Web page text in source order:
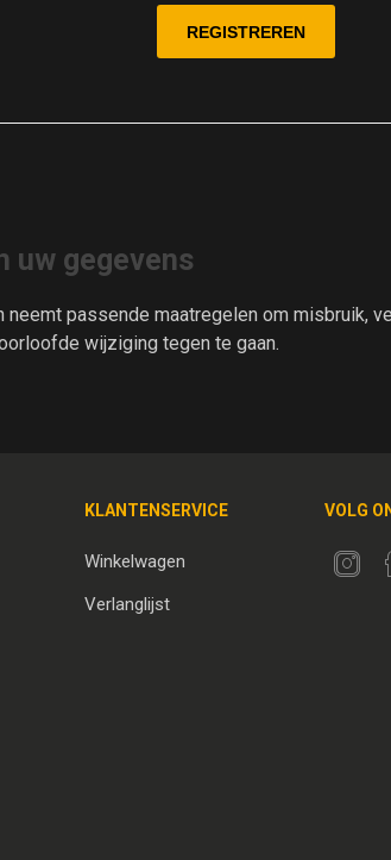
uw gegevens
passende maatregelen om misbruik,
wijziging tegen te gaan.
KLANTENSERVICE
Winkelwagen
Verlanglijst
VOLG